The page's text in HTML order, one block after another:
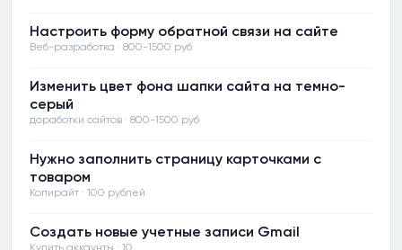
Настроить форму обратной связи на сайте
Веб-разработка · 800-1500 руб
Изменить цвет фона шапки сайта на темно-
серый
доработки сайтов · 800-1500 руб
Нужно заполнить страницу карточками с
товаром
Копирайт · 100 рублей
Создать новые учетные записи Gmail
Купить аккаунты · 10